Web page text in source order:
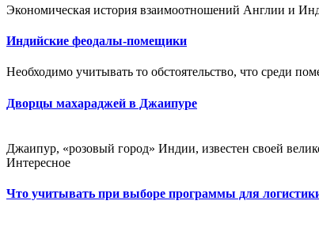
Экономическая история взаимоотношений Англии и
Индийские феодалы-помещики
Необходимо учитывать то обстоятельство, что среди
Дворцы махараджей в Джаипуре
Джаипур, «розовый город» Индии, известен своей
Интересное
Что учитывать при выборе программы для